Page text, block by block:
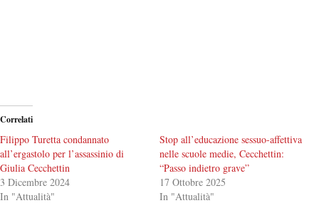
Correlati
Filippo Turetta condannato
all’ergastolo per l’assassinio di
Giulia Cecchettin
3 Dicembre 2024
In "Attualità"
Stop all’educazione sessuo-affettiva
nelle scuole medie, Cecchettin:
“Passo indietro grave”
17 Ottobre 2025
In "Attualità"